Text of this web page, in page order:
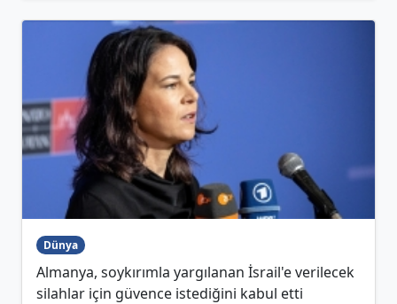
Dünya
Almanya, soykırımla yargılanan İsrail'e verilecek
silahlar için güvence istediğini kabul etti